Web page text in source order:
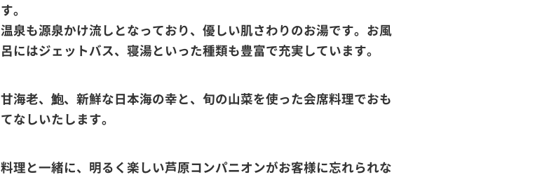
す。
温泉も源泉かけ流しとなっており、優しい肌さわりのお湯です。お風
呂にはジェットバス、寝湯といった種類も豊富で充実しています。
甘海老、鮑、新鮮な日本海の幸と、旬の山菜を使った会席料理でおも
てなしいたします。
料理と一緒に、明るく楽しい芦原コンパニオンがお客様に忘れられな